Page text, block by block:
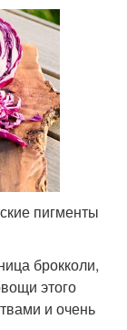
пигменты
брокколи,
этого
и очень